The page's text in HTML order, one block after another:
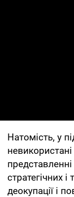
Натомість, у
стратегічних
деокупації і